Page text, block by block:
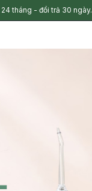
tháng - đổi trả 30 ngày.